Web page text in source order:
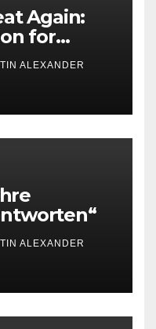
Again:
for
ALEXANDER
ALEXANDER